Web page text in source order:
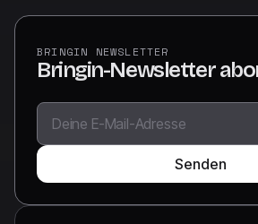
BRINGIN NEWSLETTER
Bringin-Newsletter